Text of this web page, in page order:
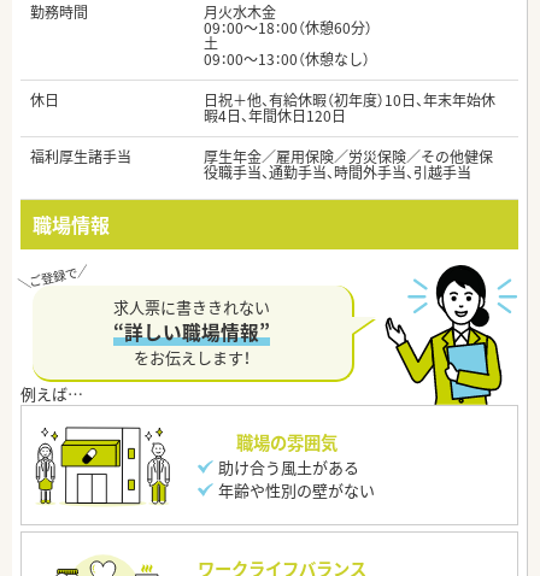
勤務時間
月火水木金
09：00～18：00（休憩60分）
土
09：00～13：00（休憩なし）
休日
日祝＋他、有給休暇（初年度）10日、年末年始休
暇4日、年間休日120日
福利厚生諸手当
厚生年金／雇用保険／労災保険／その他健保
役職手当、通勤手当、時間外手当、引越手当
職場情報
求人票に書ききれない
“詳しい職場情報”
をお伝えします！
職場の雰囲気
助け合う風土がある
年齢や性別の壁がない
ワークライフバランス